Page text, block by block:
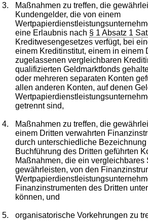
3.
Maßnahmen zu treffen, die
Kundengelder, die von einem
eine Erlaubnis nach § 1 Absatz 1
Kreditwesengesetzes verfügt, bei
einem Kreditinstitut, einem in einem
zugelassenen vergleichbaren
qualifizierten Geldmarktfonds
oder mehreren separaten Konten
allen anderen Konten, auf denen
getrennt sind,
4.
Maßnahmen zu treffen, die
einem Dritten verwahrten
durch unterschiedliche Bezeichnung
Buchführung des Dritten geführten
Maßnahmen, die ein vergleichbares
gewährleisten, von den
Finanzinstrumenten des Dritten
können, und
5.
organisatorische Vorkehrungen zu